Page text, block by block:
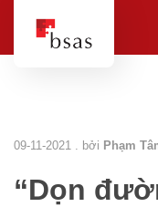
09-11-2021 . bởi Phạm
“Dọn